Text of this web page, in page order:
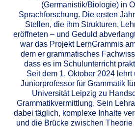
(Germanistik/Biologie) in
Sprachforschung. Die ersten
Stellen, die ihm Strukturen,
eröffneten – und Geduld
war das Projekt LernGrammis
dem er grammatisches
dass es im Schulunterricht
Seit dem 1. Oktober 2024 lehrt
Juniorprofessor für Grammatik
Universität Leipzig zu
Grammatikvermittlung. Sein
dabei täglich, komplexe Inhalte
und die Brücke zwischen